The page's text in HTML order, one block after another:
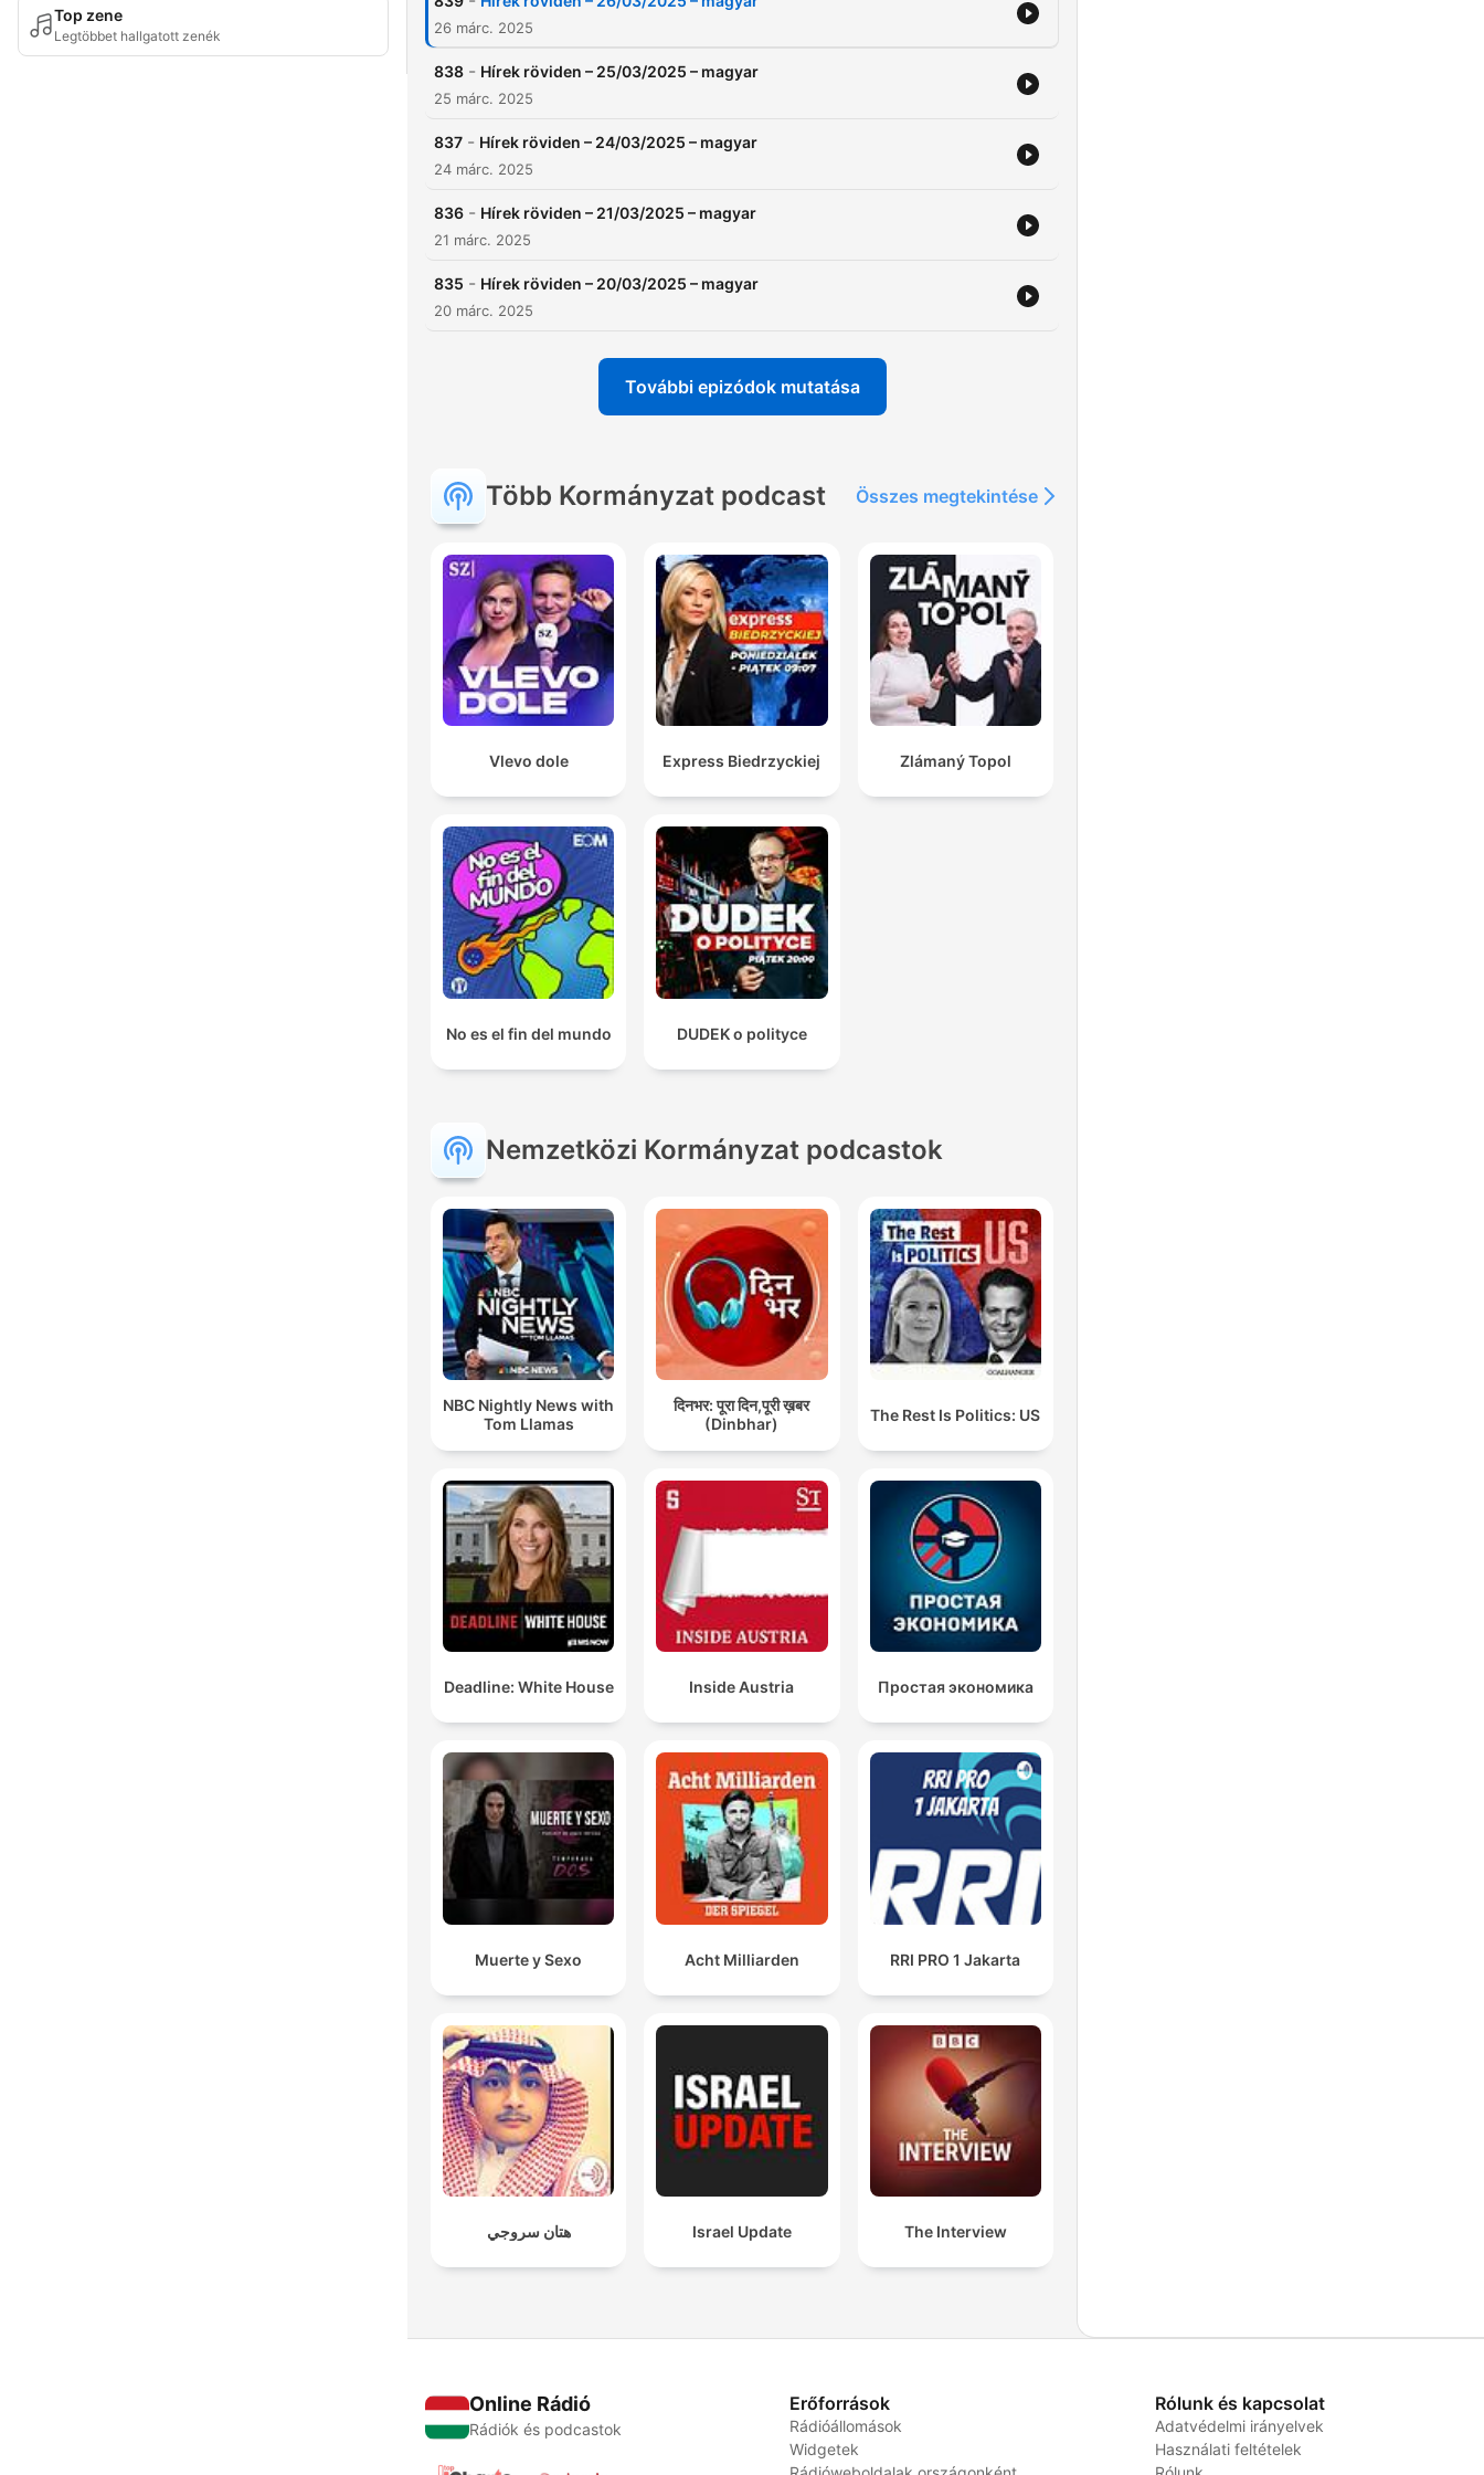
Top zene
Legtöbbet hallgatott zenék 26 márc. 2025
838 - Hírek röviden – 25/03/2025 – magyar
25 márc. 2025
837 - Hírek röviden – 24/03/2025 – magyar
24 márc. 2025
836 - Hírek röviden – 21/03/2025 – magyar
21 márc. 2025
835 - Hírek röviden – 20/03/2025 – magyar
20 márc. 2025
További epizódok mutatása
Több Kormányzat podcast Összes megtekintése
Vlevo dole Express Biedrzyckiej Zlámaný Topol
No es el fin del mundo DUDEK o polityce
Nemzetközi Kormányzat podcastok
NBC Nightly News with
Tom Llamas
दिनभर: पूरा दिन,पूरी ख़बर
(Dinbhar)
The Rest Is Politics: US
Deadline: White House Inside Austria Простая экономика
Muerte y Sexo Acht Milliarden RRI PRO 1 Jakarta
هتان سروجي Israel Update The Interview
Online Rádió
Rádiók és podcastok
Erőforrások
Rádióállomások
Widgetek
Rólunk és kapcsolat
Adatvédelmi irányelvek
Használati feltételek